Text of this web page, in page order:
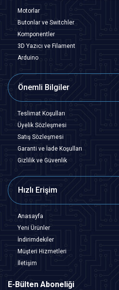
Motorlar
Butonlar ve Switchler
Komponentler
3D Yazıcı ve Filament
Arduino
Önemli Bilgiler
Teslimat Koşulları
Üyelik Sözleşmesi
Satış Sözleşmesi
Garanti ve İade Koşulları
Gizlilik ve Güvenlik
Hızlı Erişim
Anasayfa
Yeni Ürünler
İndirimdekiler
Müşteri Hizmetleri
İletişim
E-Bülten Aboneliği